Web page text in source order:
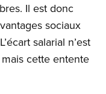
Il est donc
sociaux
salarial n’est
cette entente